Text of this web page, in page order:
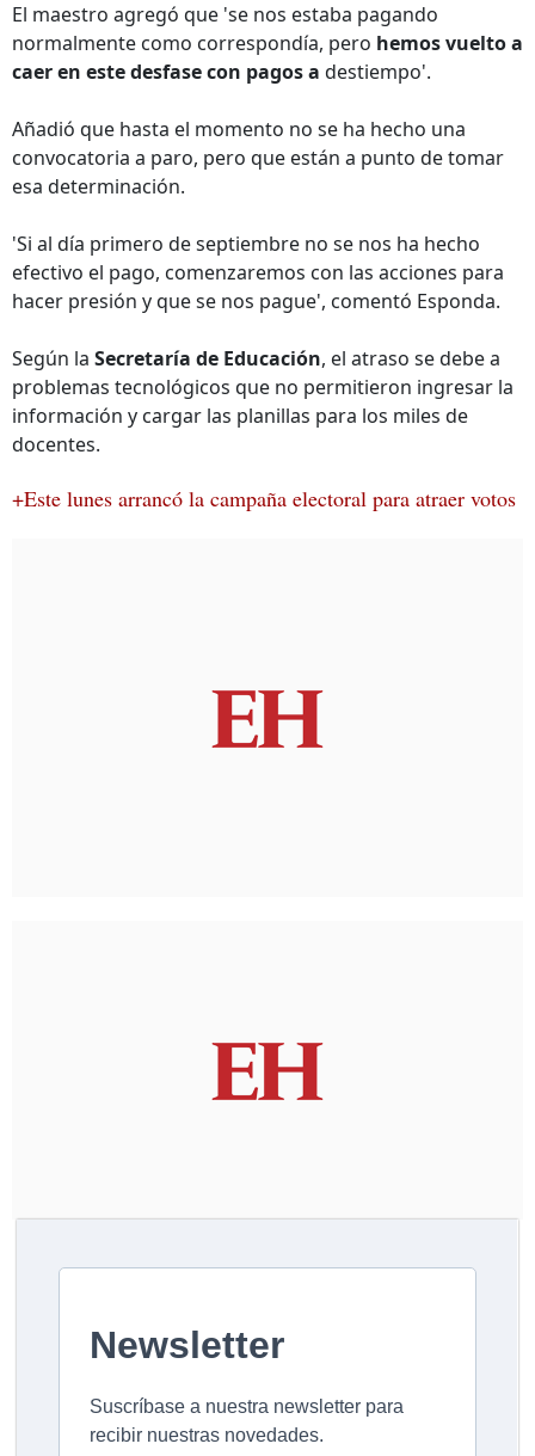
El maestro agregó que 'se nos estaba pagando
normalmente como correspondía, pero hemos vuelto a
caer en este desfase con pagos a destiempo'.
Añadió que hasta el momento no se ha hecho una
convocatoria a paro, pero que están a punto de tomar
esa determinación.
'Si al día primero de septiembre no se nos ha hecho
efectivo el pago, comenzaremos con las acciones para
hacer presión y que se nos pague', comentó Esponda.
Según la Secretaría de Educación, el atraso se debe a
problemas tecnológicos que no permitieron ingresar la
información y cargar las planillas para los miles de
docentes.
+Este lunes arrancó la campaña electoral para atraer votos